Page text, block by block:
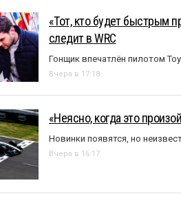
«Тот, кто будет быстрым
следит в WRC
Гонщик впечатлён пилотом
Вчера в 17:18
«Неясно, когда это
Новинки появятся, но
Вчера в 16:17